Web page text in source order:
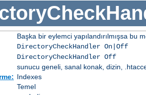
Başka bir eylemci yapılandırılmışsa bu
DirectoryCheckHandler On|Off
DirectoryCheckHandler Off
sunucu geneli, sanal konak, dizin,
Indexes
Temel